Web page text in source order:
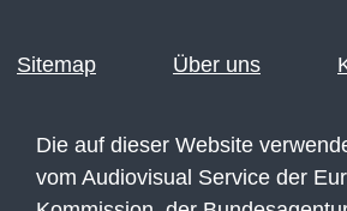
Sitemap Über uns
Die auf dieser Website
vom Audiovisual Service der